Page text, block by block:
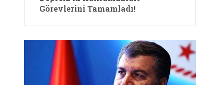
Görevlerini Tamamladı!